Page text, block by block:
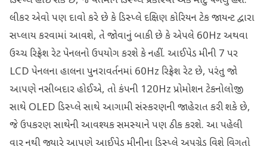
લીકર એવો પણ દાવો કરે છે કે ડિસ્પ્લે દક્ષિણ કોરિયન ટેક જાયન્ટ દ્વારા
સપ્લાય કરવામાં આવશે, તે જોવાનું બાકી છે કે એપલે 60Hz અથવા
ઉચ્ચ રિફ્રેશ રેટ પેનલનો ઉપયોગ કરશે કે નહીં. આઈપેડ મીની 7 પર
LCD પેનલના હાલના પુનરાવર્તનમાં 60Hz રિફ્રેશ રેટ છે, પરંતુ જો
આપણે નસીબદાર હોઈએ, તો કંપની 120Hz પ્રોમોશન ટેકનોલોજી
સાથે OLED ડિસ્પ્લે સાથે આગામી સંસ્કરણની જાહેરાત કરી શકે છે,
જે ઉપકરણ સાથેની આવશ્યક સમસ્યાને પણ ઠીક કરશે. આ પહેલી